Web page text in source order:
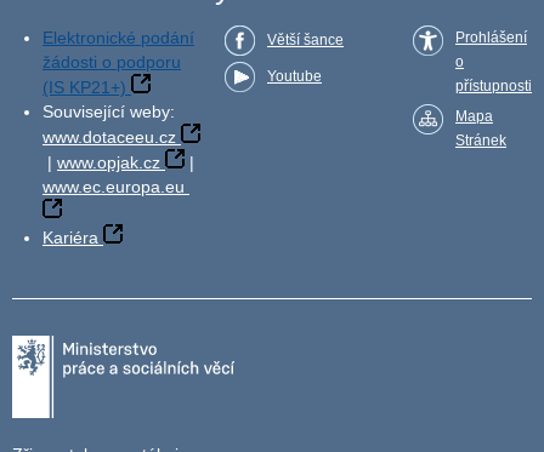
Elektronické podání
žádosti o podporu
(IS KP21+)
Související weby:
www.dotaceeu.cz
| www.opjak.cz
|
www.ec.europa.eu
Kariéra
Větší šance
Youtube
Prohlášení
o
přístupnosti
Mapa
Stránek